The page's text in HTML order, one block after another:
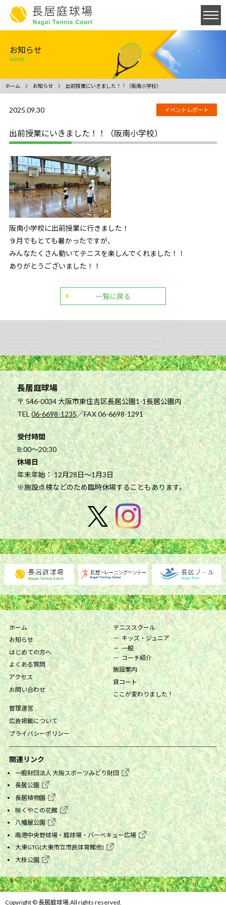
お知らせ
NEWS
ホーム お知らせ 出前授業にいきました！！（阪南小学校）
2025.09.30 イベントレポート
出前授業にいきました！！（阪南小学校）
阪南小学校に出前授業に行きました！
９月でもとても暑かったですが、
みんなたくさん動いてテニスを楽しんでくれました！！
ありがとうございました！！
一覧に戻る
長居庭球場
〒 546-0034 大阪市東住吉区長居公園1-1長居公園内
TEL06-6698-1235／FAX 06-6698-1291
受付時間
8:00～20:30
休場日
年末年始： 12月28日～1月3日
※施設点検などのため臨時休場することもあります。
ホーム
お知らせ
はじめての方へ
よくある質問
アクセス
お問い合わせ
テニススクール
キッズ・ジュニア
一般
コーチ紹介
施設案内
貸コート
ここが変わりました！
管理運営
広告掲載について
プライバシーポリシー
関連リンク
一般財団法人 大阪スポーツみどり財団
長居公園
長居植物園
咲くやこの花館
八幡屋公園
南港中央野球場・庭球場・バーベキュー広場
大東GTG(大東市立市民体育館他)
大枝公園
Copyright © 長居庭球場.All rights reserved.